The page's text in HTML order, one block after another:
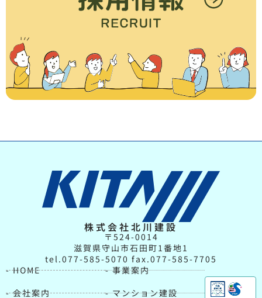
株式会社北川建設
〒524-0014
滋賀県守山市石田町1番地1
tel.077-585-5070 fax.077-585-7705
- HOME
- 会社案内
- 事業案内
- マンション建設